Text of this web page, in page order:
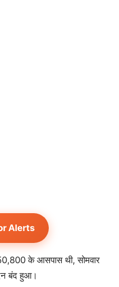
Alerts
के आसपास थी, सोमवार
बंद हुआ।